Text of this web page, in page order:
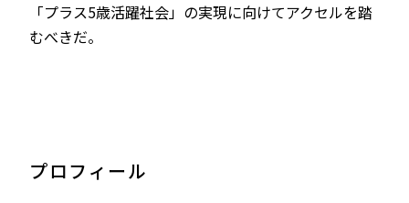
「プラス5歳活躍社会」の実現に向けてアクセルを踏
むべきだ。
プロフィール